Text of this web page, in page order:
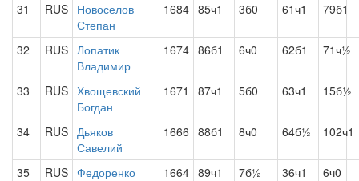
31 RUS Новоселов
Степан
1684 85ч1 3б0 61ч1 79б1
32 RUS Лопатик
Владимир
1674 86б1 6ч0 62б1 71ч½
33 RUS Хвощевский
Богдан
1671 87ч1 5б0 63ч1 15б½
34 RUS Дьяков
Савелий
1666 88б1 8ч0 64б½ 102ч1
35 RUS Федоренко
1664 89ч1 7б½ 36ч1 6ч0